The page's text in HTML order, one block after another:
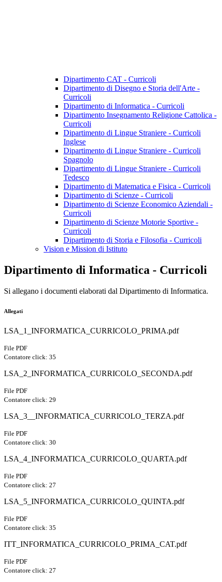
Dipartimento CAT - Curricoli
Dipartimento di Disegno e Storia dell'Arte -
Curricoli
Dipartimento di Informatica - Curricoli
Dipartimento Insegnamento Religione Cattolica -
Curricoli
Dipartimento di Lingue Straniere - Curricoli
Inglese
Dipartimento di Lingue Straniere - Curricoli
Spagnolo
Dipartimento di Lingue Straniere - Curricoli
Tedesco
Dipartimento di Matematica e Fisica - Curricoli
Dipartimento di Scienze - Curricoli
Dipartimento di Scienze Economico Aziendali -
Curricoli
Dipartimento di Scienze Motorie Sportive -
Curricoli
Dipartimento di Storia e Filosofia - Curricoli
Vision e Mission di Istituto
Dipartimento di Informatica - Curricoli
Si allegano i documenti elaborati dal Dipartimento di Informatica.
Allegati
LSA_1_INFORMATICA_CURRICOLO_PRIMA.pdf
File PDF
Contatore click: 35
LSA_2_INFORMATICA_CURRICOLO_SECONDA.pdf
File PDF
Contatore click: 29
LSA_3__INFORMATICA_CURRICOLO_TERZA.pdf
File PDF
Contatore click: 30
LSA_4_INFORMATICA_CURRICOLO_QUARTA.pdf
File PDF
Contatore click: 27
LSA_5_INFORMATICA_CURRICOLO_QUINTA.pdf
File PDF
Contatore click: 35
ITT_INFORMATICA_CURRICOLO_PRIMA_CAT.pdf
File PDF
Contatore click: 27